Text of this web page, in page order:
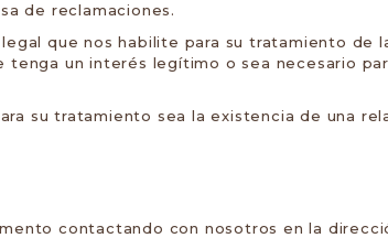
de reclamaciones.
que nos habilite para su tratamiento de
un interés legítimo o sea necesario
su tratamiento sea la existencia de una
contactando con nosotros en la